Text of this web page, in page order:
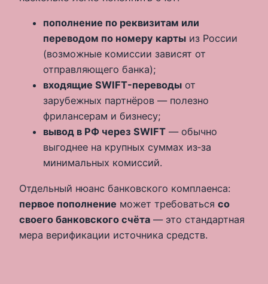
пополнение по реквизитам или
переводом по номеру карты из России
(возможные комиссии зависят от
отправляющего банка);
входящие SWIFT-переводы от
зарубежных партнёров — полезно
фрилансерам и бизнесу;
вывод в РФ через SWIFT — обычно
выгоднее на крупных суммах из‑за
минимальных комиссий.
Отдельный нюанс банковского комплаенса:
первое пополнение может требоваться со
своего банковского счёта — это стандартная
мера верификации источника средств.